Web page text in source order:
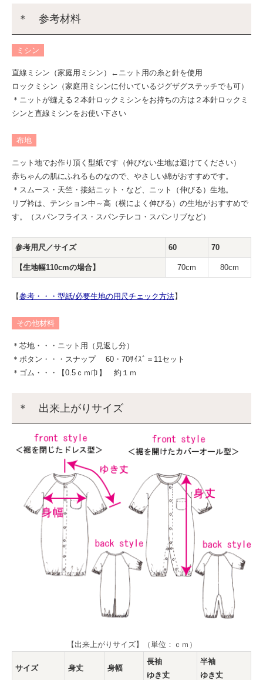
＊ 参考材料
ミシン
直線ミシン（家庭用ミシン）←ニット用の糸と針を使用
ロックミシン（家庭用ミシンに付いているジグザグステッチでも可）
＊ニットが縫える２本針ロックミシンをお持ちの方は２本針ロックミ
シンと直線ミシンをお使い下さい
布地
ニット地でお作り頂く型紙です（伸びない生地は避けてください）
赤ちゃんの肌にふれるものなので、やさしい綿がおすすめです。
＊スムース・天竺・接結ニット・など、ニット（伸びる）生地。
リブ衿は、テンション中～高（横によく伸びる）の生地がおすすめで
す。（スパンフライス・スパンテレコ・スパンリブなど）
参考用尺／サイズ 60 70
【生地幅110cmの場合】 70cm 80cm
【参考・・・型紙/必要生地の用尺チェック方法】
その他材料
＊芯地・・・ニット用（見返し分）
＊ボタン・・・スナップ 60・70ｻｲｽﾞ＝11セット
＊ゴム・・・【0.5ｃｍ巾】 約１ｍ
＊ 出来上がりサイズ
【出来上がりサイズ】（単位：ｃｍ）
サイズ 身丈 身幅
長袖
ゆき丈
半袖
ゆき丈